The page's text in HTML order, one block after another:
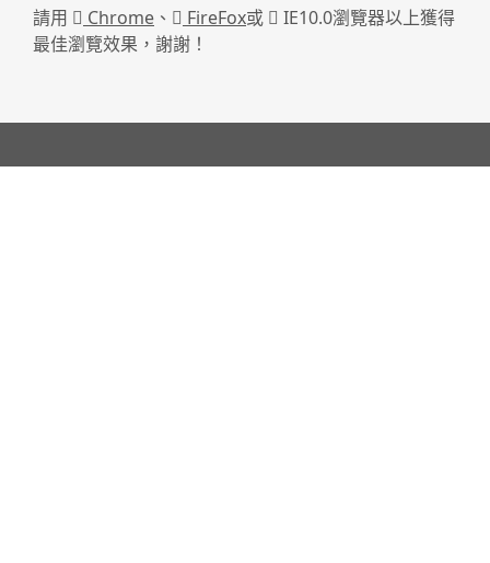
請用 Chrome 、 FireFox或
IE10.0瀏覽器以上獲得
最佳瀏覽效果，謝謝！